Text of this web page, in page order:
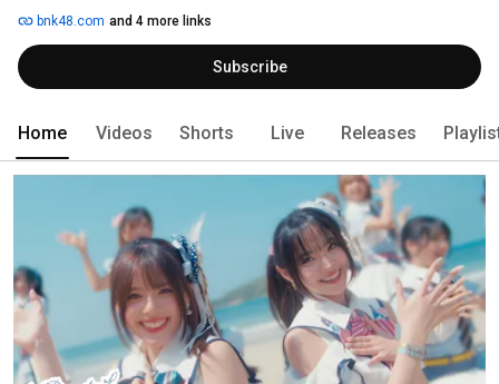
bnk48.com and 4 more links
Subscribe
Home Videos Shorts Live Releases